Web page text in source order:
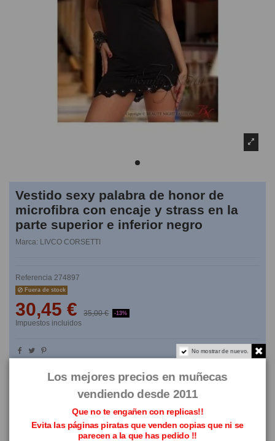
Vestido sexy palabra de honor de
microfibra con encaje y strass en la
parte superior e inferior negro
Marca: LIVCO CORSETTI
Referencia 274897
Fuera de stock
30,45 € 35,00 € -13%
Impuestos incluidos
No mostrar de nuevo.
Los mejores precios en muñecas
vendiendo desde 2011
Que no te engañen con replicas!!
Evita las páginas piratas que venden copias que ni se
parecen a la que has pedido !!